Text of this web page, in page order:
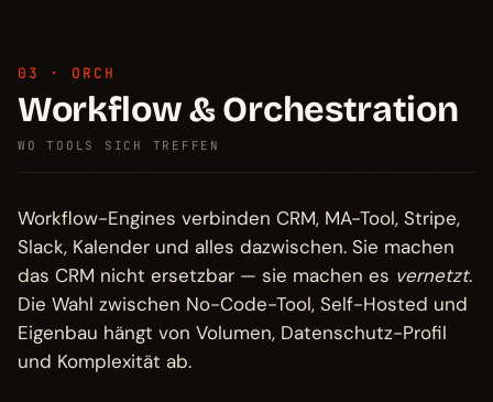
03 · ORCH
Workflow & Orchestration
WO TOOLS SICH TREFFEN
Workflow-Engines verbinden CRM, MA-Tool, Stripe,
Slack, Kalender und alles dazwischen. Sie machen
das CRM nicht ersetzbar — sie machen es vernetzt.
Die Wahl zwischen No-Code-Tool, Self-Hosted und
Eigenbau hängt von Volumen, Datenschutz-Profil
und Komplexität ab.